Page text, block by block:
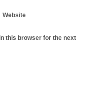
Website
this browser for the next